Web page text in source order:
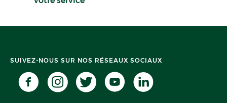
SUIVEZ-NOUS SUR NOS RÉSEAUX SOCIAUX